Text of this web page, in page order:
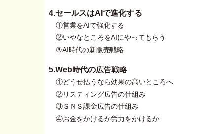
4.セールスはAIで進化する
①営業をAIで強化する
②いやなところをAIにやってもらう
③AI時代の新販売戦略
5.Web時代の広告戦略
①どうせ払うなら効果の高いところへ
②リスティング広告の仕組み
③ＳＮＳ課金広告の仕組み
④お金をかけるか労力をかけるか